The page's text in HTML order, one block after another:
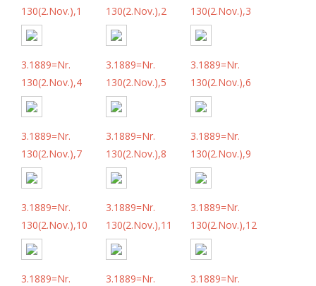
130(2.Nov.),1
130(2.Nov.),2
130(2.Nov.),3
3.1889=Nr.
130(2.Nov.),4
3.1889=Nr.
130(2.Nov.),5
3.1889=Nr.
130(2.Nov.),6
3.1889=Nr.
130(2.Nov.),7
3.1889=Nr.
130(2.Nov.),8
3.1889=Nr.
130(2.Nov.),9
3.1889=Nr.
130(2.Nov.),10
3.1889=Nr.
130(2.Nov.),11
3.1889=Nr.
130(2.Nov.),12
3.1889=Nr.
3.1889=Nr.
3.1889=Nr.